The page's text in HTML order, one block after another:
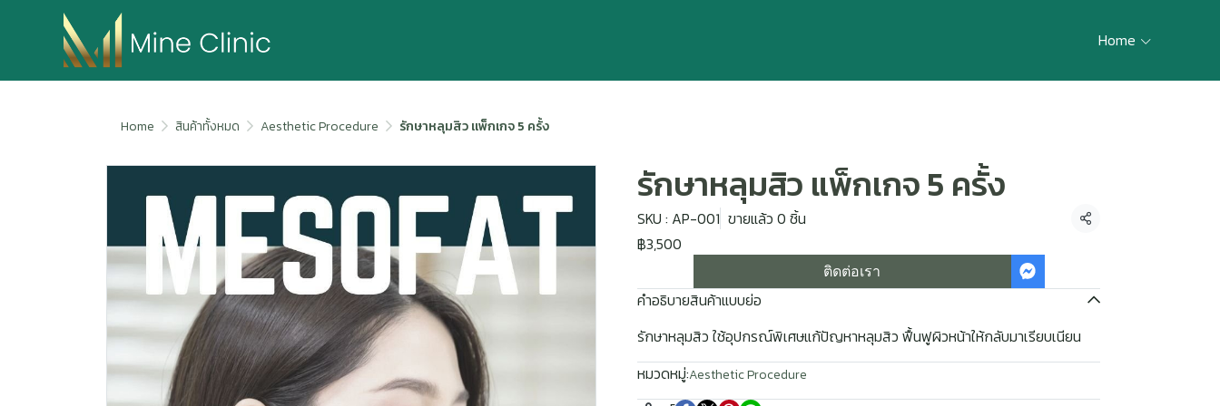
Home
Home สินค้าทั้งหมด Aesthetic Procedure รักษาหลุมสิว แพ็กเกจ 5 ครั้ง
รักษาหลุมสิว แพ็กเกจ 5 ครั้ง
SKU : AP-001 ขายแล้ว 0 ชิ้น แชร์
฿3,500
ติดต่อเรา
คำอธิบายสินค้าแบบย่อ
รักษาหลุมสิว ใช้อุปกรณ์พิเศษแก้ปัญหาหลุมสิว ฟื้นฟูผิวหน้าให้กลับมาเรียบเนียน
หมวดหมู่:Aesthetic Procedure